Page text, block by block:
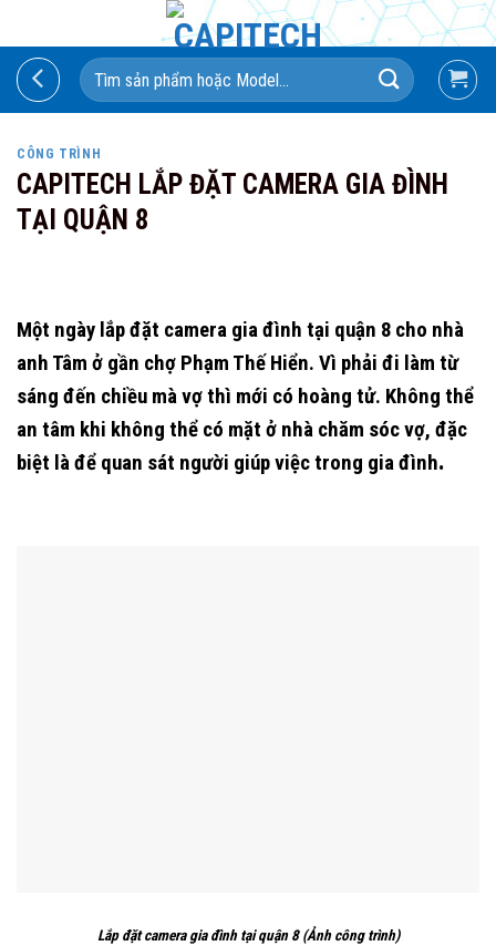
to
content
Search
for:
CÔNG TRÌNH
CAPITECH LẮP ĐẶT CAMERA GIA ĐÌNH
TẠI QUẬN 8
Một ngày lắp đặt camera gia đình tại quận 8 cho nhà
anh Tâm ở gần chợ Phạm Thế Hiển. Vì phải đi làm từ
sáng đến chiều mà vợ thì mới có hoàng tử. Không thể
an tâm khi không thể có mặt ở nhà chăm sóc vợ, đặc
biệt là để quan sát người giúp việc trong gia đình.
Lắp đặt camera gia đình tại quận 8 (Ảnh công trình)